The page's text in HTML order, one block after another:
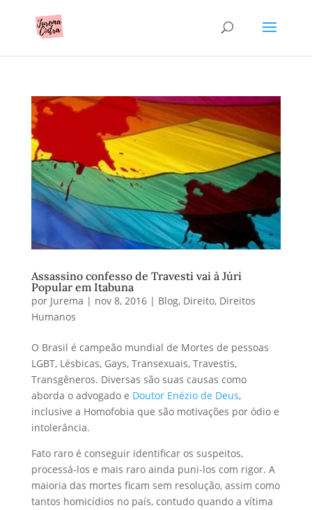
Assassino confesso de Travesti vai à Júri
Popular em Itabuna
por Jurema | nov 8, 2016| Blog, Direito, Direitos
Humanos
O Brasil é campeão mundial de Mortes de pessoas
LGBT, Lésbicas, Gays, Transexuais, Travestis,
Transgêneros. Diversas são suas causas como
aborda o advogado e Doutor Enézio de Deus,
inclusive a Homofobia que são motivações por ódio e
intolerância.
Fato raro é conseguir identificar os suspeitos,
processá-los e mais raro ainda puni-los com rigor. A
maioria das mortes ficam sem resolução, assim como
tantos homicídios no país, contudo quando a vítima